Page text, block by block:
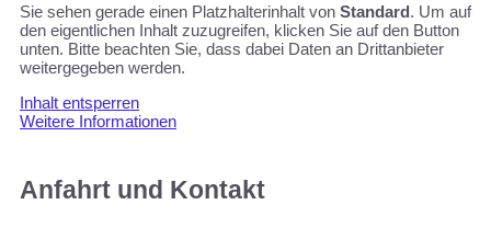
Sie sehen gerade einen Platzhalterinhalt von Standard. Um auf
den eigentlichen Inhalt zuzugreifen, klicken Sie auf den Button
unten. Bitte beachten Sie, dass dabei Daten an Drittanbieter
weitergegeben werden.
Inhalt entsperren
Weitere Informationen
Anfahrt und Kontakt